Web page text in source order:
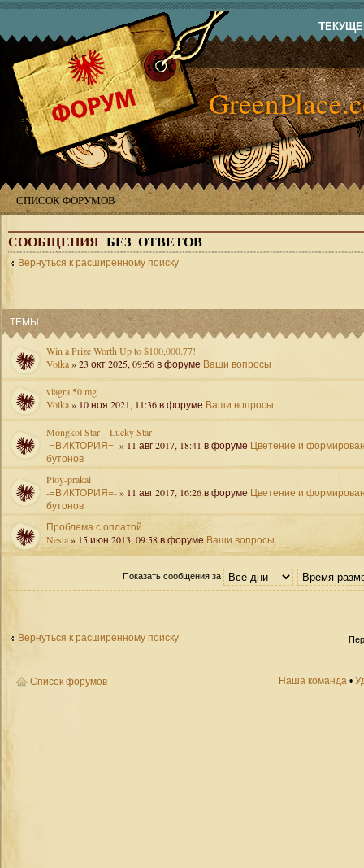
СПИСОК ФОРУМОВ
СООБЩЕНИЯ БЕЗ ОТВЕТОВ
Вернуться к расширенному поиску
ТЕМЫ
Win a Prize Worth Up to $100,000.77!
Volka» 23 окт 2025, 09:56 в форуме Ваши вопросы
viagra 50 mg
Volka» 10 ноя 2021, 11:36 в форуме Ваши вопросы
Mongkol Star – Lucky Star
-=ВИКТОРИЯ=-» 11 авг 2017, 18:41 в форуме Цветение и
бутонов
Ploy-prakai
-=ВИКТОРИЯ=-» 11 авг 2017, 16:26 в форуме Цветение и
бутонов
Проблема с оплатой
Nesta» 15 июн 2013, 09:58 в форуме Ваши вопросы
Показать сообщения за
Вернуться к расширенному поиску
Список форумов Наша команда •